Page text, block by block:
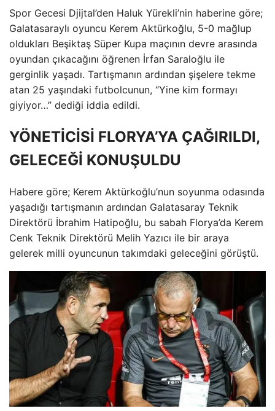
Spor Gecesi Djijtal’den Haluk Yürekli’nin haberine göre;
Galatasaraylı oyuncu Kerem Aktürkoğlu, 5-0 mağlup
oldukları Beşiktaş Süper Kupa maçının devre arasında
oyundan çıkacağını öğrenen İrfan Saraloğlu ile
gerginlik yaşadı. Tartışmanın ardından şişelere tekme
atan 25 yaşındaki futbolcunun, “Yine kim formayı
giyiyor…” dediği iddia edildi.
YÖNETİCİSİ FLORYA’YA ÇAĞIRILDI,
GELECEĞİ KONUŞULDU
Habere göre; Kerem Aktürkoğlu’nun soyunma odasında
yaşadığı tartışmanın ardından Galatasaray Teknik
Direktörü İbrahim Hatipoğlu, bu sabah Florya’da Kerem
Cenk Teknik Direktörü Melih Yazıcı ile bir araya
gelerek milli oyuncunun takımdaki geleceğini görüştü.